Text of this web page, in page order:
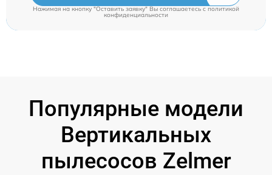
Нажимая на кнопку "Оставить заявку" Вы соглашаетесь c политикой
конфиденциальности
Популярные модели
Вертикальных
пылесосов Zelmer